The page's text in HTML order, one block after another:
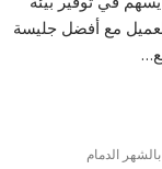
مع أفضل جليسة
الدمام